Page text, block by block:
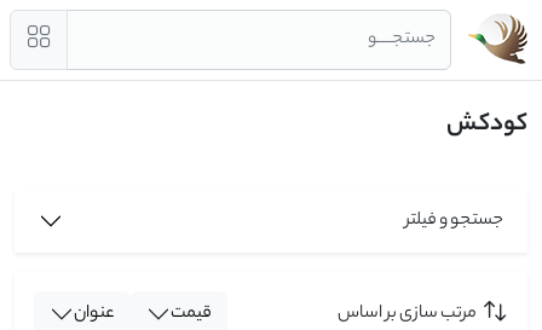
جستجــــو
کودکش
جستجو و فیلتر
مرتب سازی بر اساس قیمت عنوان